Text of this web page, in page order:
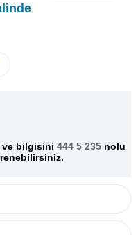
ve bilgisini 444 5 235 nolu